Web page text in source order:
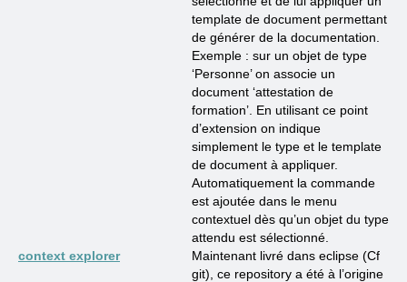
template de document permettant
de générer de la documentation.
Exemple : sur un objet de type
‘Personne’ on associe un
document ‘attestation de
formation’. En utilisant ce point
d’extension on indique
simplement le type et le template
de document à appliquer.
Automatiquement la commande
est ajoutée dans le menu
contextuel dès qu’un objet du type
attendu est sélectionné.
context explorer
Maintenant livré dans eclipse (Cf
git), ce repository a été à l’origine